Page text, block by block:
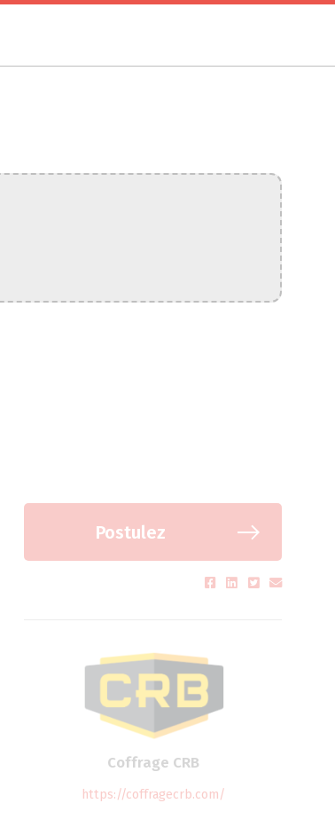
Postulez
Coffrage CRB
https://coffragecrb.com/